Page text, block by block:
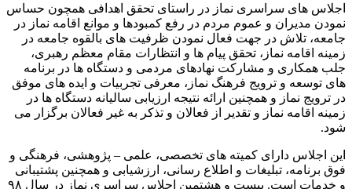
اجلاس های سراسری نماز در راستای تحقق اهدافی همچون حساس
نمودن مدیران و عموم مردم در رفع کمبودها و موانع اقامه نماز در
جامعه، تلاش در جهت فعال نمودن ظرفیت های بالقوه جامعه در
زمینه اقامه نماز، تحقق پیام ها و انتظارات مقام معظم رهبری،
جلب همکاری و مشارکت نهادهای مردمی و دستگاه ها در برنامه
های توسعه و ترویج فرهنگ نماز، معرفی تجربیات و ایده های موفق
در ترویج نماز و همچنین ارائه نتیجه ارزیابی سالیانه دستگاه ها در
زمینه اقامه نماز و تقدیر از فعالان و تذکر به غیر فعالان برگزار می
شود.
این اجلاس دارای کمیته های تخصصی، علمی – پژوهشی، فرهنگی و
فوق برنامه، تبلیغات و اطلاع رسانی، ارزشیابی و همچنین پشتیبانی
و خدمات است. بیست و هشتمین اجلاس سراسری نماز در سال ۹۸